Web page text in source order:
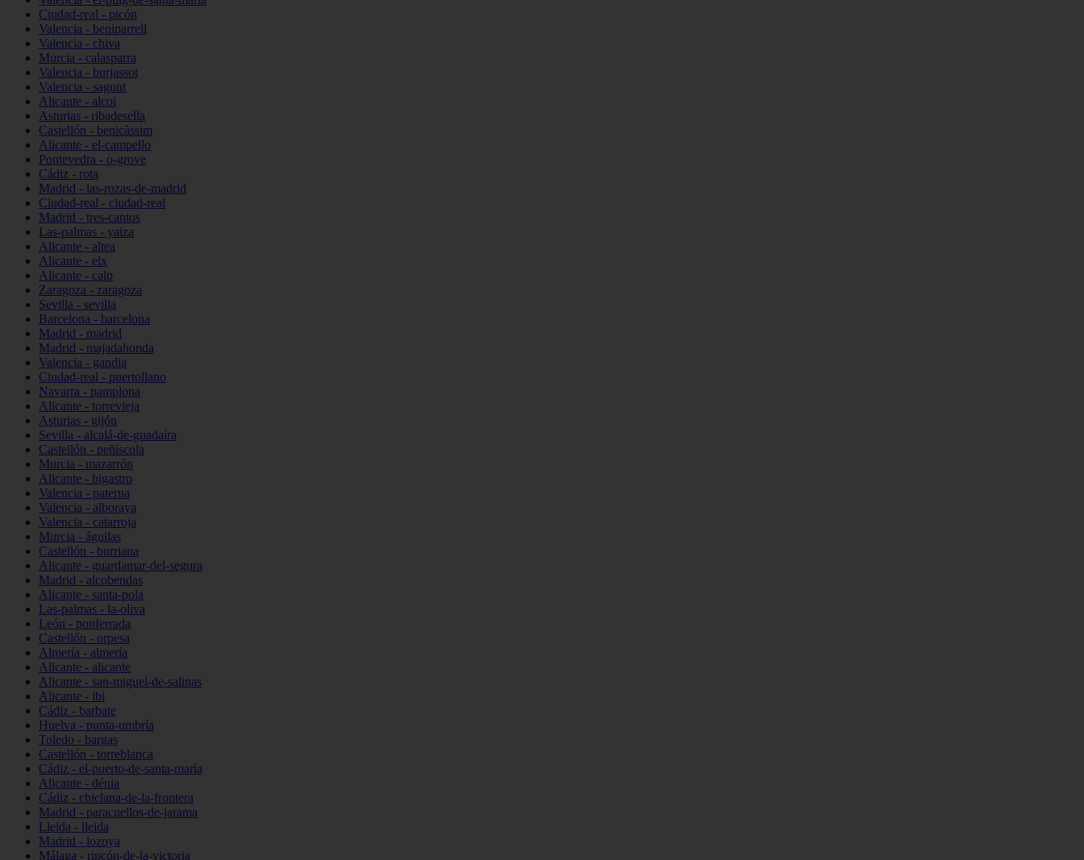
Ciudad-real - picón
Valencia - beniparrell
Valencia - chiva
Murcia - calasparra
Valencia - burjassot
Valencia - sagunt
Alicante - alcoi
Asturias - ribadesella
Castellón - benicàssim
Alicante - el-campello
Pontevedra - o-grove
Cádiz - rota
Madrid - las-rozas-de-madrid
Ciudad-real - ciudad-real
Madrid - tres-cantos
Las-palmas - yaiza
Alicante - altea
Alicante - elx
Alicante - calp
Zaragoza - zaragoza
Sevilla - sevilla
Barcelona - barcelona
Madrid - madrid
Madrid - majadahonda
Valencia - gandia
Ciudad-real - puertollano
Navarra - pamplona
Alicante - torrevieja
Asturias - gijón
Sevilla - alcalá-de-guadaíra
Castellón - peñíscola
Murcia - mazarrón
Alicante - bigastro
Valencia - paterna
Valencia - alboraya
Valencia - catarroja
Murcia - águilas
Castellón - burriana
Alicante - guardamar-del-segura
Madrid - alcobendas
Alicante - santa-pola
Las-palmas - la-oliva
León - ponferrada
Castellón - orpesa
Almería - almería
Alicante - alicante
Alicante - san-miguel-de-salinas
Alicante - ibi
Cádiz - barbate
Huelva - punta-umbría
Toledo - bargas
Castellón - torreblanca
Cádiz - el-puerto-de-santa-maría
Alicante - dénia
Cádiz - chiclana-de-la-frontera
Madrid - paracuellos-de-jarama
Lleida - lleida
Madrid - lozoya
Málaga - rincón-de-la-victoria